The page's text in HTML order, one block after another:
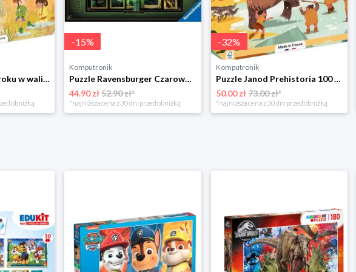
Puzzle Janod Pory roku w walizce 36 elementów
obniżką
-15%
Komputronik
Puzzle Ravensburger Czarownica 1000 el.
44.90 zł52.90 zł*
*najniższa cena z 30 dni przed obniżką
-32%
Komputronik
Puzzle Janod Prehistoria 100 el.
50.00 zł73.00 zł*
*najniższa cena z 30 dni przed obniżką